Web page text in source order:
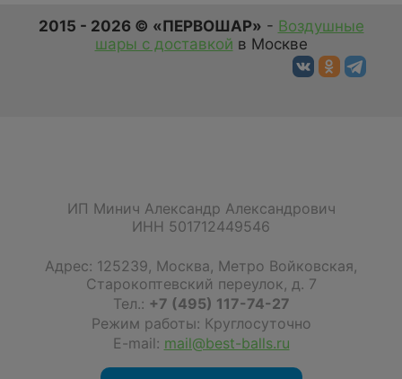
2015 - 2026 © «ПЕРВОШАР» - Воздушные
шары с доставкой в Москве
ИП Минич Александр Александрович
ИНН 501712449546
Адрес: 125239, Москва, Метро Войковская,
Старокоптевский переулок, д. 7
Тел.: +7 (495) 117-74-27
Режим работы: Круглосуточно
E-mail: mail@best-balls.ru